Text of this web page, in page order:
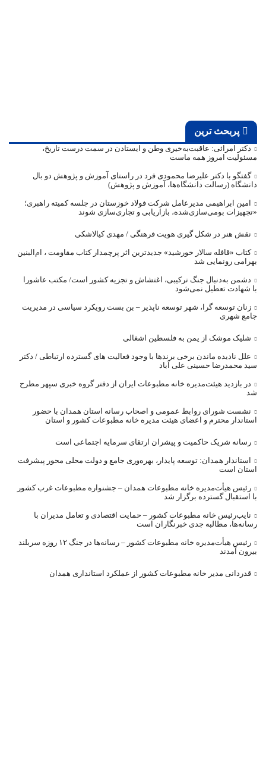
پربحث ترین
دکتر امرائی: عاقبت‌به‌خیری وطن و ایستادن در سمت درست تاریخ،
مسئولیت امروز همه ماست
گفتگو با دکتر علیرضا محمودی فرد در راستای آموزش و پژوهش دو بال
دانشگاه (رسالت دانشگاه‌ها، آموزش و پژوهش)
امین ابراهیمی مدیرعامل شرکت فولاد خوزستان در جلسه کمیته راهبری؛
«تجهیزات بومی‌سازی‌شده، بازاریابی و تجاری‌سازی شوند
نقش هنر در شکل گیری هویت فرهنگی / مهدی کیالاشکی
کتاب «قافله‌ سالار خورشید» جدیدترین اثر پرچمدار کتاب مقاومت ، ام‌البنین
بهرامی رونمایی شد
دشمن به‌دنبال جنگ ترکیبی، اغتشاش و تجزیه کشور است/ مکتب عاشورا
با شهادت تعطیل نمی‌شود
زنان توسعه گرا، شهر توسعه ناپذیر – بن بست رویکرد سیاسی در مدیریت
جامع شهری
شلیک موشک از یمن به فلسطین اشغالی
علل نادیده ماندن برخی برندها با وجود فعالیت های گسترده ارتباطی / دکتر
سید محمدرضا حسینی علی آباد
در بازدید هیئت‌مدیره خانه مطبوعات ایران از دفتر گروه خبری سپهر مطرح
شد
نشست شورای روابط عمومی و اصحاب رسانه استان همدان با حضور
استاندار محترم و اعضای هیئت مدیره خانه مطبوعات کشور و استان
رسانه شریک حاکمیت و پیشران ارتقای سرمایه اجتماعی است
استاندار همدان: توسعه پایدار، بهره‌وری جامع و دولت محلی محور پیشرفت
استان است
رئیس هیأت‌مدیره خانه مطبوعات همدان – جشنواره مطبوعات غرب کشور
با استقبال گسترده برگزار شد
نایب‌رئیس خانه مطبوعات کشور – حمایت اقتصادی و تعامل مدیران با
رسانه‌ها، مطالبه جدی خبرنگاران است
رئیس هیأت‌مدیره خانه مطبوعات کشور – رسانه‌ها در جنگ ۱۲ روزه سربلند
بیرون آمدند
قدردانی مدیر خانه مطبوعات کشور از عملکرد استانداری همدان